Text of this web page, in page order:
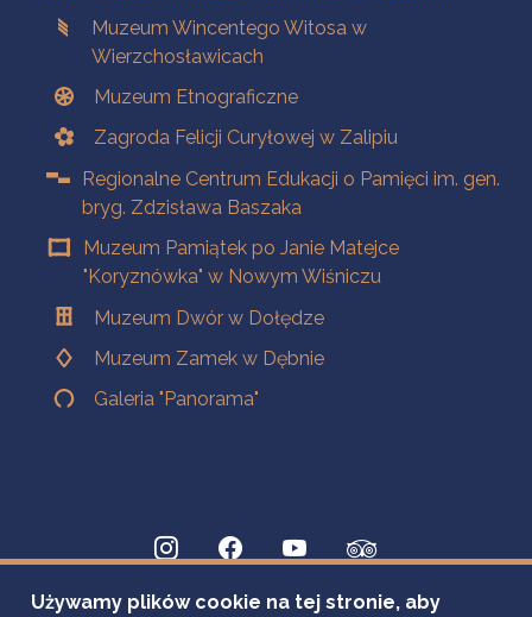
Muzeum Wincentego Witosa w
Wierzchosławicach
Muzeum Etnograficzne
Zagroda Felicji Curyłowej w Zalipiu
Regionalne Centrum Edukacji o Pamięci im. gen.
bryg. Zdzisława Baszaka
Muzeum Pamiątek po Janie Matejce
"Koryznówka" w Nowym Wiśniczu
Muzeum Dwór w Dołędze
Muzeum Zamek w Dębnie
Galeria "Panorama"
Używamy plików cookie na tej stronie, aby